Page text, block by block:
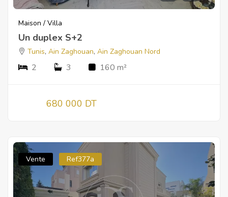
Maison / Villa
Un duplex S+2
Tunis, Ain Zaghouan, Ain Zaghouan Nord
2 3 160 m²
680 000 DT
Vente Ref377a